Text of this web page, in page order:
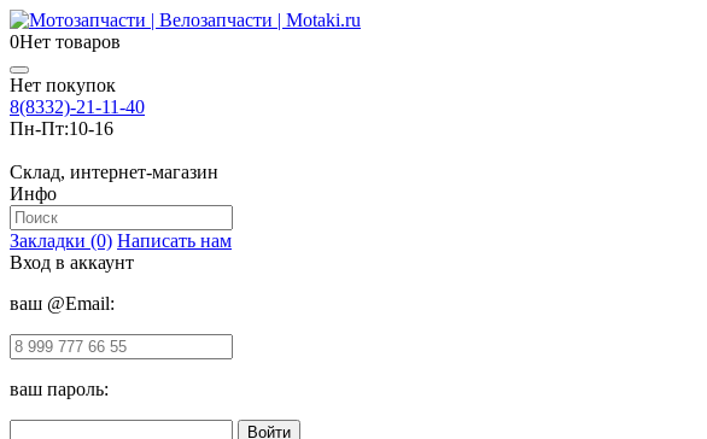
0Нет товаров
Нет покупок
8(8332)-21-11-40
Пн-Пт:10-16
Склад, интернет-магазин
Инфо
Закладки (0) Написать нам
Вход в аккаунт
ваш @Email:
ваш пароль: